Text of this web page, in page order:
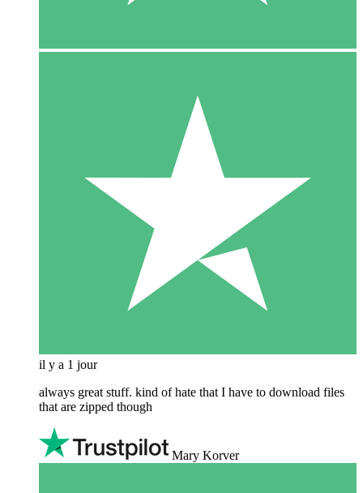
il y a 1 jour
always great stuff. kind of hate that I have to download files
that are zipped though
Mary Korver